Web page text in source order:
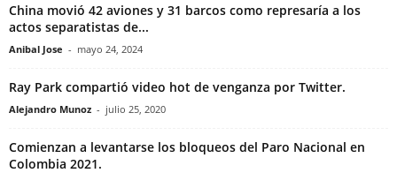
China movió 42 aviones y 31 barcos como represaría a los
actos separatistas de...
Anibal Jose - mayo 24, 2024
Ray Park compartió video hot de venganza por Twitter.
Alejandro Munoz - julio 25, 2020
Comienzan a levantarse los bloqueos del Paro Nacional en
Colombia 2021.